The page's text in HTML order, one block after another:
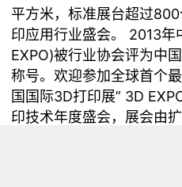
平方米，标准展台超过
印应用行业盛会。 2013
EXPO)被行业协会评为中
称号。欢迎参加全球首个
国国际3D打印展” 3D
印技术年度盛会，展会由